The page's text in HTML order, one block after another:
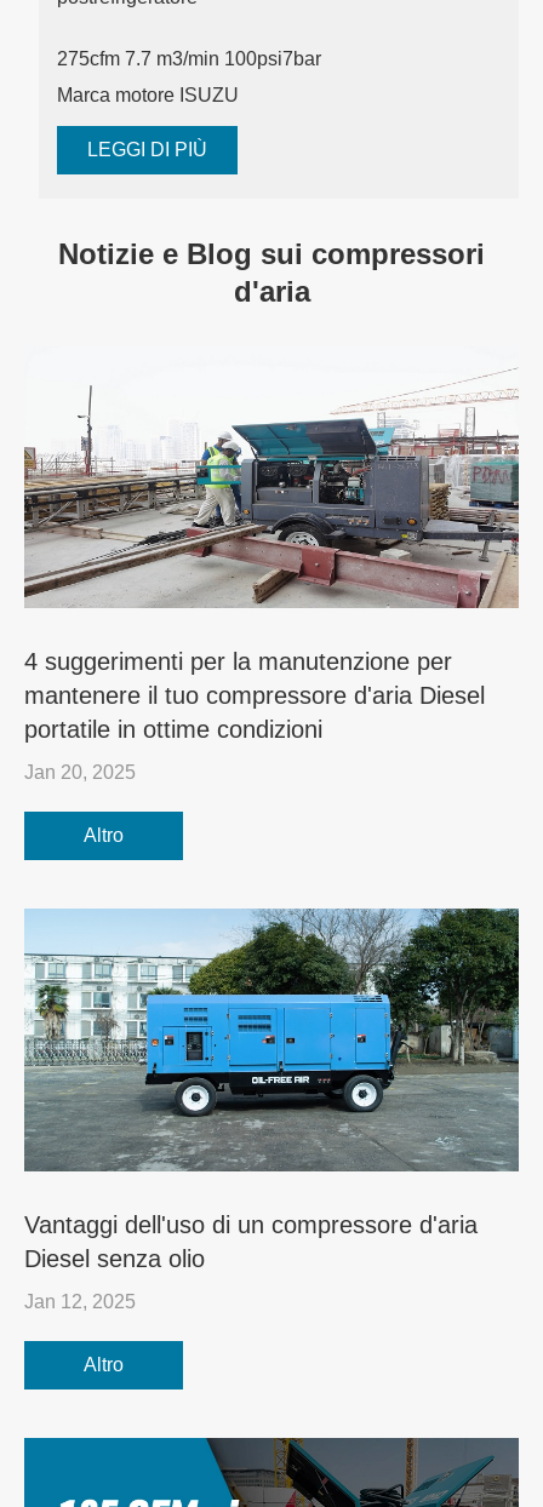
275cfm 7.7 m3/min 100psi7bar
Marca motore ISUZU
LEGGI DI PIÙ
Notizie e Blog sui compressori
d'aria
4 suggerimenti per la manutenzione per
mantenere il tuo compressore d'aria Diesel
portatile in ottime condizioni
Jan 20, 2025
Altro
Vantaggi dell'uso di un compressore d'aria
Diesel senza olio
Jan 12, 2025
Altro